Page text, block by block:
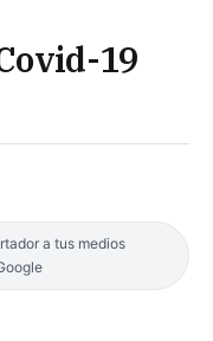
19
a tus medios